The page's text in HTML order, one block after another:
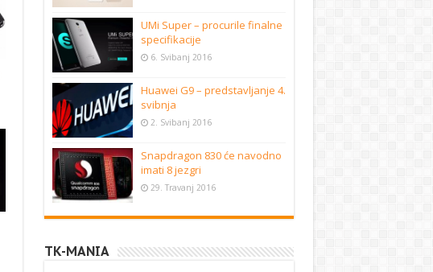
UMi Super – procurile finalne
specifikacije
6. Svibanj 2016
Huawei G9 – predstavljanje 4.
svibnja
2. Svibanj 2016
Snapdragon 830 će navodno
imati 8 jezgri
29. Travanj 2016
TK-MANIA